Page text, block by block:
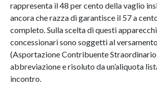
rappresenta il 48 per cento della vaglio
ancora che razza di garantisce il 57 a
completo. Sulla scelta di questi
concessionari sono soggetti al
(Asportazione Contribuente
abbreviazione e risoluto da un’aliquota
incontro.